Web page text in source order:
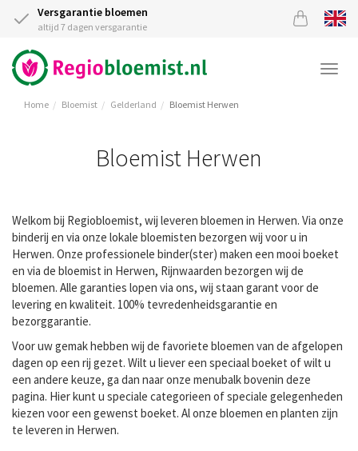
Versgarantie bloemen
altijd 7 dagen versgarantie
Home Bloemist Gelderland Bloemist Herwen
Bloemist Herwen
Welkom bij Regiobloemist, wij leveren bloemen in Herwen. Via onze
binderij en via onze lokale bloemisten bezorgen wij voor u in
Herwen. Onze professionele binder(ster) maken een mooi boeket
en via de bloemist in Herwen, Rijnwaarden bezorgen wij de
bloemen. Alle garanties lopen via ons, wij staan garant voor de
levering en kwaliteit. 100% tevredenheidsgarantie en
bezorggarantie.
Voor uw gemak hebben wij de favoriete bloemen van de afgelopen
dagen op een rij gezet. Wilt u liever een speciaal boeket of wilt u
een andere keuze, ga dan naar onze menubalk bovenin deze
pagina. Hier kunt u speciale categorieen of speciale gelegenheden
kiezen voor een gewenst boeket. Al onze bloemen en planten zijn
te leveren in Herwen.